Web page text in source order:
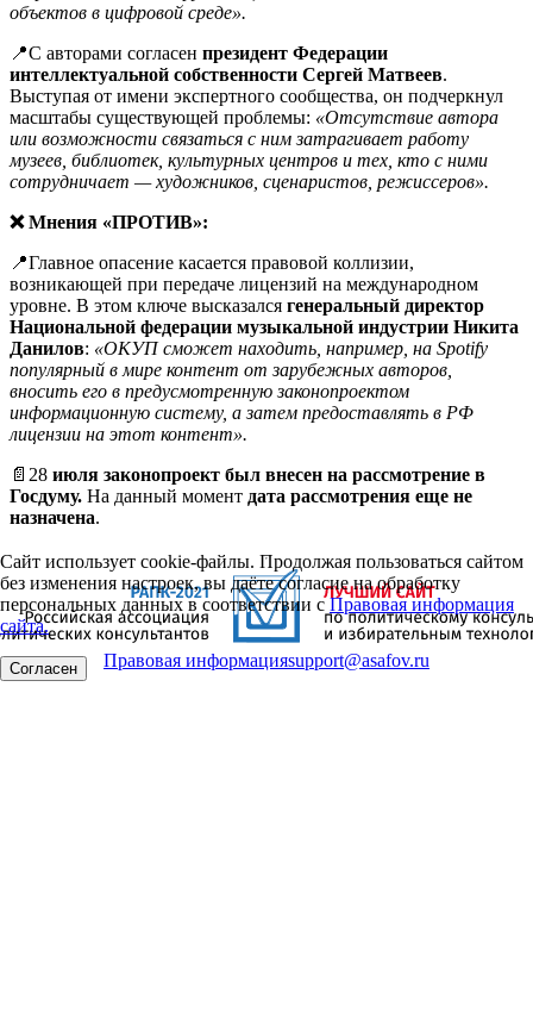
объектов в цифровой среде».
📍С авторами согласен президент Федерации
интеллектуальной собственности Сергей Матвеев.
Выступая от имени экспертного сообщества, он подчеркнул
масштабы существующей проблемы: «Отсутствие автора
или возможности связаться с ним затрагивает работу
музеев, библиотек, культурных центров и тех, кто с ними
сотрудничает — художников, сценаристов, режиссеров».
❌ Мнения «ПРОТИВ»:
📍Главное опасение касается правовой коллизии,
возникающей при передаче лицензий на международном
уровне. В этом ключе высказался генеральный директор
Национальной федерации музыкальной индустрии Никита
Данилов: «ОКУП сможет находить, например, на Spotify
популярный в мире контент от зарубежных авторов,
вносить его в предусмотренную законопроектом
информационную систему, а затем предоставлять в РФ
лицензии на этот контент».
📄28 июля законопроект был внесен на рассмотрение в
Госдуму. На данный момент дата рассмотрения еще не
назначена.
Сайт использует cookie-файлы. Продолжая пользоваться сайтом
без изменения настроек, вы даёте согласие на обработку
персональных данных в соответствии сПравовая информация
сайта.
Согласен Правовая информацияsupport@asafov.ru